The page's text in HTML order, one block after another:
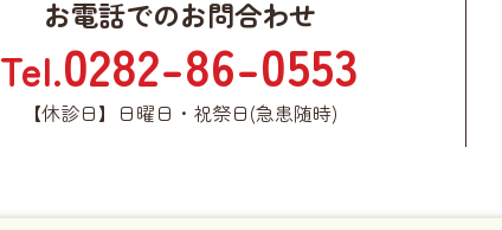
お電話でのお問合わせ
Tel.0282-86-0553
【休診日】日曜日・祝祭日(急患随時)